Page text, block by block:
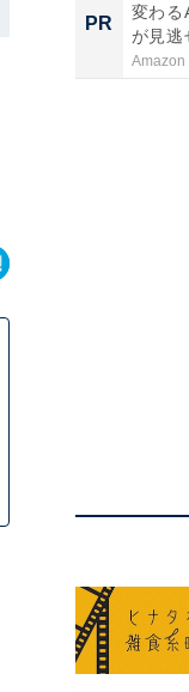
PR
変わる
が見逃
Amazon